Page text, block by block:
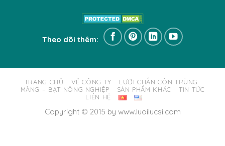
Theo dõi thêm:
TRANG CHỦ VỀ CÔNG TY
LƯỚI CHẮN CÔN TRÙNG
MÀNG – BẠT NÔNG NGHIỆP
SẢN PHẨM KHÁC
TIN TỨC
LIÊN HỆ
Copyright © 2015 by www.luoilucsi.com